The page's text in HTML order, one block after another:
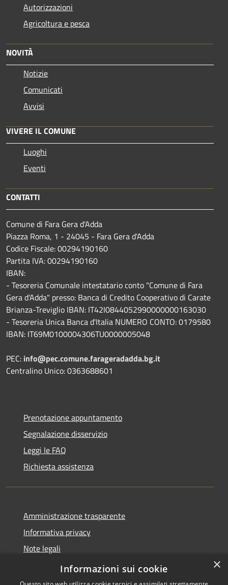
Autorizzazioni
Agricoltura e pesca
NOVITÀ
Notizie
Comunicati
Avvisi
VIVERE IL COMUNE
Luoghi
Eventi
CONTATTI
Comune di Fara Gera d'Adda
Piazza Roma, 1 - 24045 - Fara Gera d'Adda
Codice Fiscale: 00294190160
Partita IVA: 00294190160
IBAN:
- Tesoreria Comunale intestatario conto "Comune di Fara
Gera d'Adda" presso: Banca di Credito Cooperativo di Carate
Brianza-Treviglio IBAN: IT42I0844052990000000163030
- Tesoreria Unica Banca d'Italia NUMERO CONTO: 0179580
IBAN: IT69M0100004306TU0000005048
PEC: info@pec.comune.farageradadda.bg.it
Centralino Unico: 0363688601
Prenotazione appuntamento
Segnalazione disservizio
Leggi le FAQ
Richiesta assistenza
Amministrazione trasparente
Informativa privacy
Note legali
Dichiarazione di accessibilità
×
Informazioni sui cookie